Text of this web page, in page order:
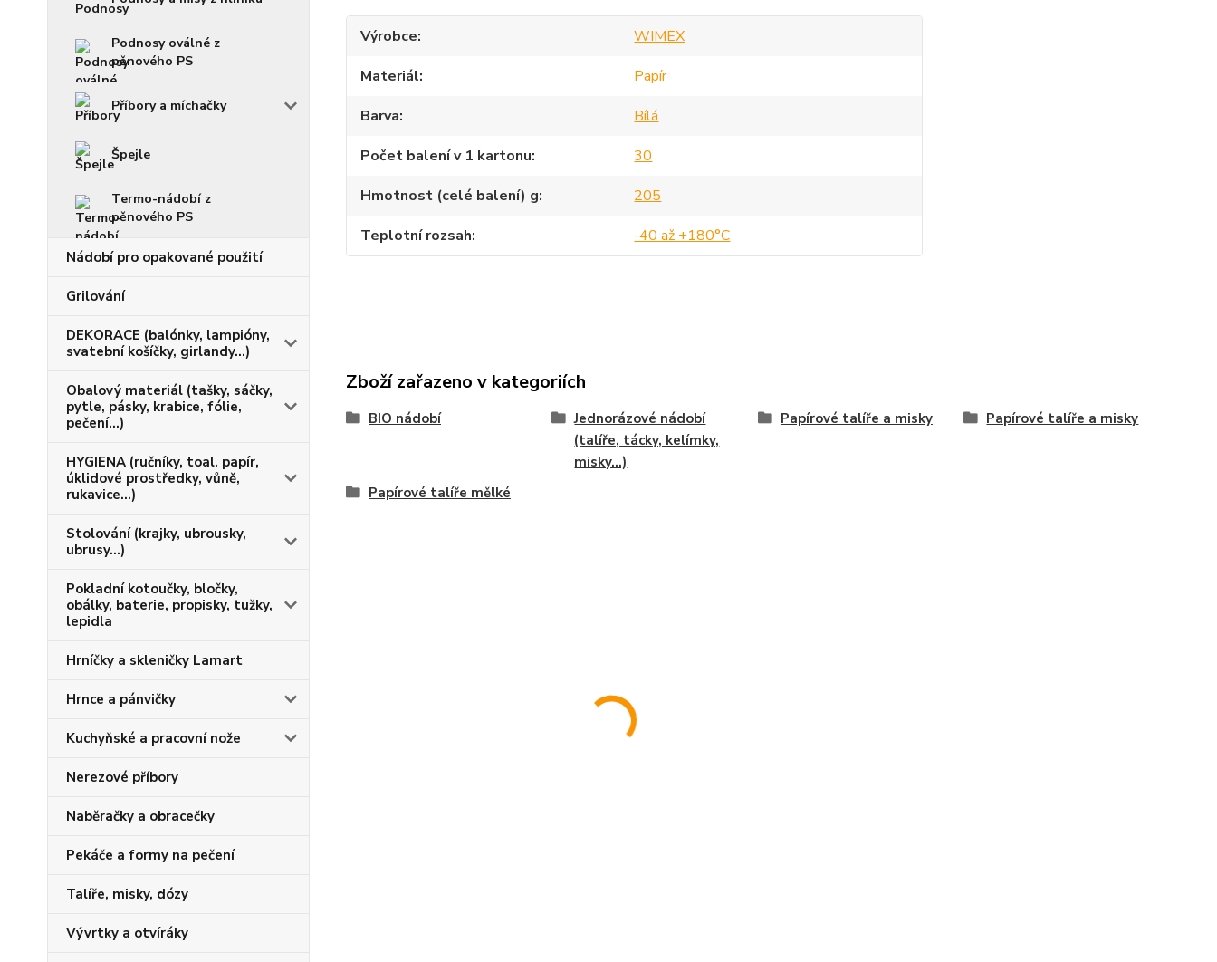
Podnosy oválné z
pěnového PS
Příbory a míchačky
Špejle
Termo-nádobí z
pěnového PS
Nádobí pro opakované použití
Grilování
DEKORACE (balónky, lampióny,
svatební košíčky, girlandy...)
Obalový materiál (tašky, sáčky,
pytle, pásky, krabice, fólie,
pečení...)
HYGIENA (ručníky, toal. papír,
úklidové prostředky, vůně,
rukavice...)
Stolování (krajky, ubrousky,
ubrusy...)
Pokladní kotoučky, bločky,
obálky, baterie, propisky, tužky,
lepidla
Hrníčky a skleničky Lamart
Hrnce a pánvičky
Kuchyňské a pracovní nože
Nerezové příbory
Naběračky a obracečky
Pekáče a formy na pečení
Talíře, misky, dózy
Vývrtky a otvíráky
Výrobce
WIMEX
Materiál
Papír
Barva
Bílá
Počet balení v 1 kartonu
30
Hmotnost (celé balení) g
205
Teplotní rozsah
-40 až +180°C
Zboží zařazeno v kategoriích
BIO nádobí
Jednorázové nádobí
(talíře, tácky, kelímky,
misky...)
Papírové talíře a misky Papírové talíře a misky
Papírové talíře mělké